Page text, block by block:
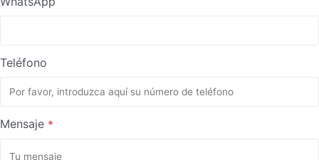
Teléfono
Mensaje *